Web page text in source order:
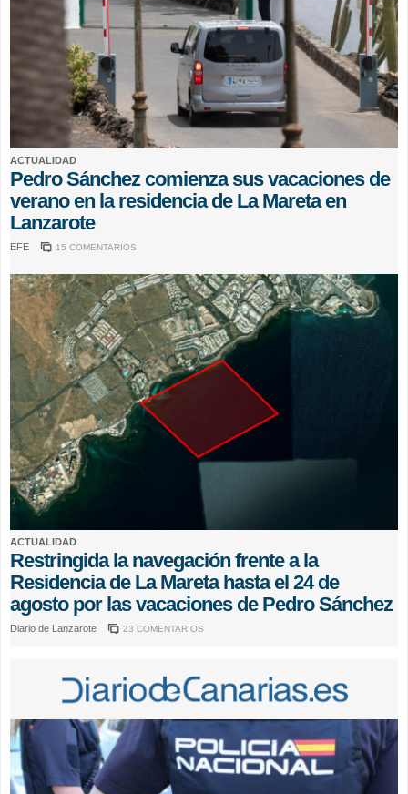
ACTUALIDAD
Pedro Sánchez comienza sus vacaciones de
verano en la residencia de La Mareta en
Lanzarote
EFE 15 COMENTARIOS
ACTUALIDAD
Restringida la navegación frente a la
Residencia de La Mareta hasta el 24 de
agosto por las vacaciones de Pedro Sánchez
Diario de Lanzarote 23 COMENTARIOS